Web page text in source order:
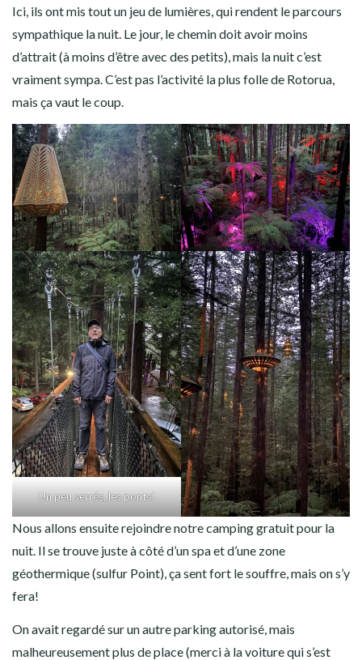
Ici, ils ont mis tout un jeu de lumières, qui rendent le parcours
sympathique la nuit. Le jour, le chemin doit avoir moins
d’attrait (à moins d’être avec des petits), mais la nuit c’est
vraiment sympa. C’est pas l’activité la plus folle de Rotorua,
mais ça vaut le coup.
Un peu serrés, les ponts!
Nous allons ensuite rejoindre notre camping gratuit pour la
nuit. Il se trouve juste à côté d’un spa et d’une zone
géothermique (sulfur Point), ça sent fort le souffre, mais on s’y
fera!
On avait regardé sur un autre parking autorisé, mais
malheureusement plus de place (merci à la voiture qui s’est